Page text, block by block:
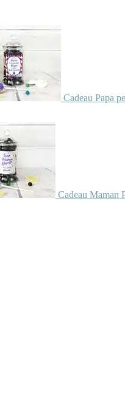
Cadeau Papa
Cadeau Maman